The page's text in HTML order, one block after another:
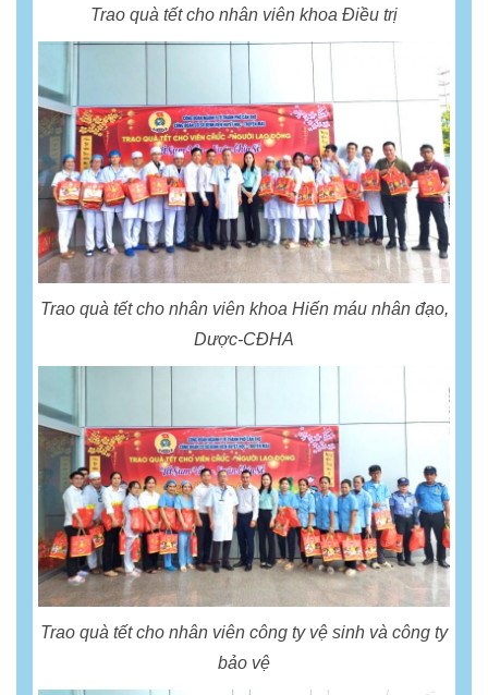
Trao quà tết cho nhân viên khoa Điều trị
Trao quà tết cho nhân viên khoa Hiến máu nhân đạo,
Dược-CĐHA
Trao quà tết cho nhân viên công ty vệ sinh và công ty
bảo vệ